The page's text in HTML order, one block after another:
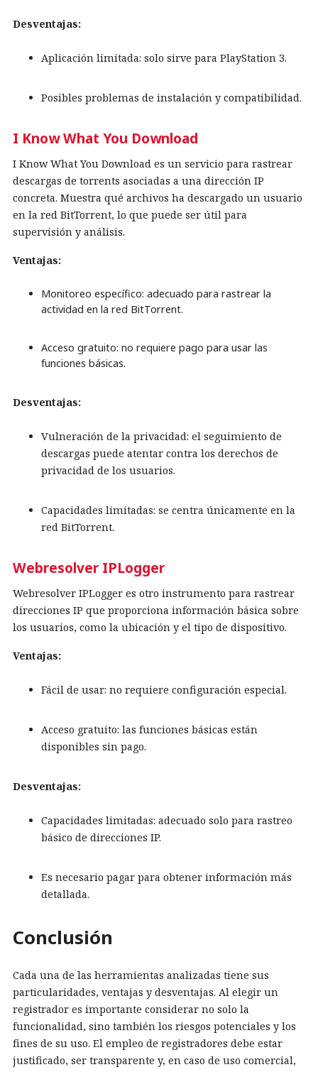
Desventajas:
Aplicación limitada: solo sirve para PlayStation 3.
Posibles problemas de instalación y compatibilidad.
I Know What You Download
I Know What You Download es un servicio para rastrear
descargas de torrents asociadas a una dirección IP
concreta. Muestra qué archivos ha descargado un usuario
en la red BitTorrent, lo que puede ser útil para
supervisión y análisis.
Ventajas:
Monitoreo específico: adecuado para rastrear la
actividad en la red BitTorrent.
Acceso gratuito: no requiere pago para usar las
funciones básicas.
Desventajas:
Vulneración de la privacidad: el seguimiento de
descargas puede atentar contra los derechos de
privacidad de los usuarios.
Capacidades limitadas: se centra únicamente en la
red BitTorrent.
Webresolver IPLogger
Webresolver IPLogger es otro instrumento para rastrear
direcciones IP que proporciona información básica sobre
los usuarios, como la ubicación y el tipo de dispositivo.
Ventajas:
Fácil de usar: no requiere configuración especial.
Acceso gratuito: las funciones básicas están
disponibles sin pago.
Desventajas:
Capacidades limitadas: adecuado solo para rastreo
básico de direcciones IP.
Es necesario pagar para obtener información más
detallada.
Conclusión
Cada una de las herramientas analizadas tiene sus
particularidades, ventajas y desventajas. Al elegir un
registrador es importante considerar no solo la
funcionalidad, sino también los riesgos potenciales y los
fines de su uso. El empleo de registradores debe estar
justificado, ser transparente y, en caso de uso comercial,